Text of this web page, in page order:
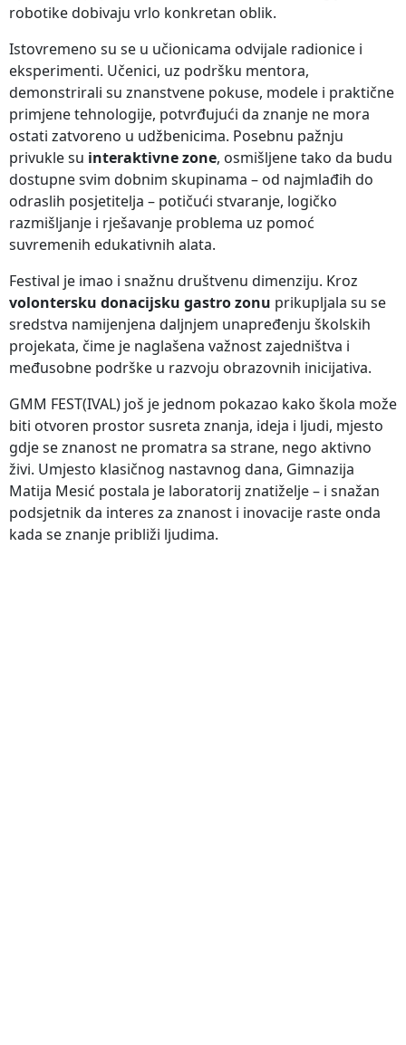
robotike dobivaju vrlo konkretan oblik.
Istovremeno su se u učionicama odvijale radionice i
eksperimenti. Učenici, uz podršku mentora,
demonstrirali su znanstvene pokuse, modele i praktične
primjene tehnologije, potvrđujući da znanje ne mora
ostati zatvoreno u udžbenicima. Posebnu pažnju
privukle su interaktivne zone, osmišljene tako da budu
dostupne svim dobnim skupinama – od najmlađih do
odraslih posjetitelja – potičući stvaranje, logičko
razmišljanje i rješavanje problema uz pomoć
suvremenih edukativnih alata.
Festival je imao i snažnu društvenu dimenziju. Kroz
volontersku donacijsku gastro zonu prikupljala su se
sredstva namijenjena daljnjem unapređenju školskih
projekata, čime je naglašena važnost zajedništva i
međusobne podrške u razvoju obrazovnih inicijativa.
GMM FEST(IVAL) još je jednom pokazao kako škola može
biti otvoren prostor susreta znanja, ideja i ljudi, mjesto
gdje se znanost ne promatra sa strane, nego aktivno
živi. Umjesto klasičnog nastavnog dana, Gimnazija
Matija Mesić postala je laboratorij znatiželje – i snažan
podsjetnik da interes za znanost i inovacije raste onda
kada se znanje približi ljudima.